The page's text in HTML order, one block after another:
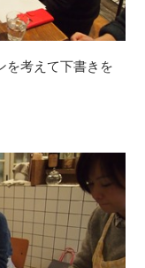
を考えて下書きを